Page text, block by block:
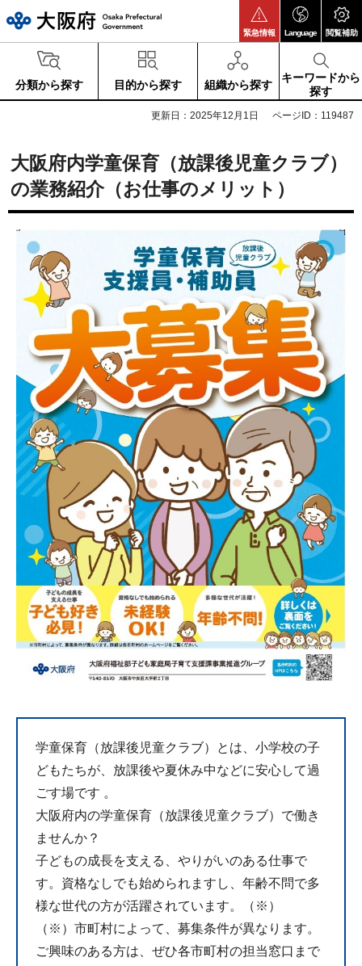
緊急情報 Language 閲覧補助
分類から探す 目的から探す 組織から探す
キーワードから
探す
更新日：2025年12月1日 ページID：119487
大阪府内学童保育（放課後児童クラブ）
の業務紹介（お仕事のメリット）
学童保育（放課後児童クラブ）とは、小学校の子
どもたちが、放課後や夏休み中などに安心して過
ごす場です 。
大阪府内の学童保育（放課後児童クラブ）で働き
ませんか？
子どもの成長を支える、やりがいのある仕事で
す。資格なしでも始められますし、年齢不問で多
様な世代の方が活躍されています。（※）
（※）市町村によって、募集条件が異なります。
ご興味のある方は、ぜひ各市町村の担当窓口まで